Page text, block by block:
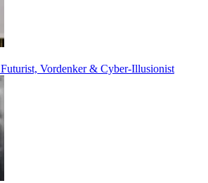
Vordenker & Cyber-Illusionist